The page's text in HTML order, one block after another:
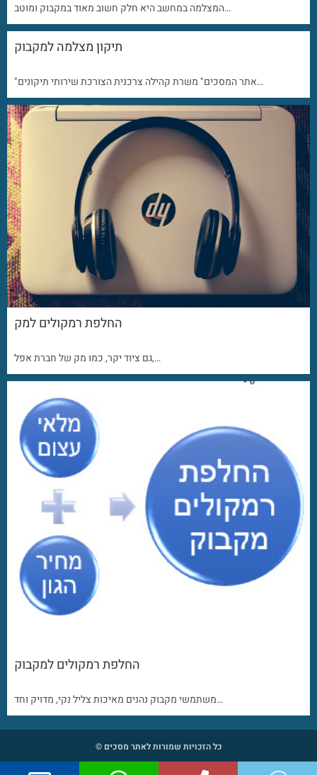
המצלמה במחשב היא חלק חשוב מאוד במקבוק ומוטב…
תיקון מצלמה למקבוק
"אתר המסכים" משרת קהילה צרכנית הצורכת שירותי תיקונים…
החלפת רמקולים למק
גם ציוד יקר, כמו מק של חברת אפל,…
החלפת רמקולים למקבוק
משתמשי מקבוק נהנים מאיכות צליל נקי, מדויק וחד…
כל הזכויות שמורות לאתר מסכים ©